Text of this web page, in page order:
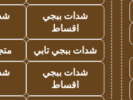
شدات ببجي
اقساط
شدات ببجي تابي
شدات ببجي
اقساط